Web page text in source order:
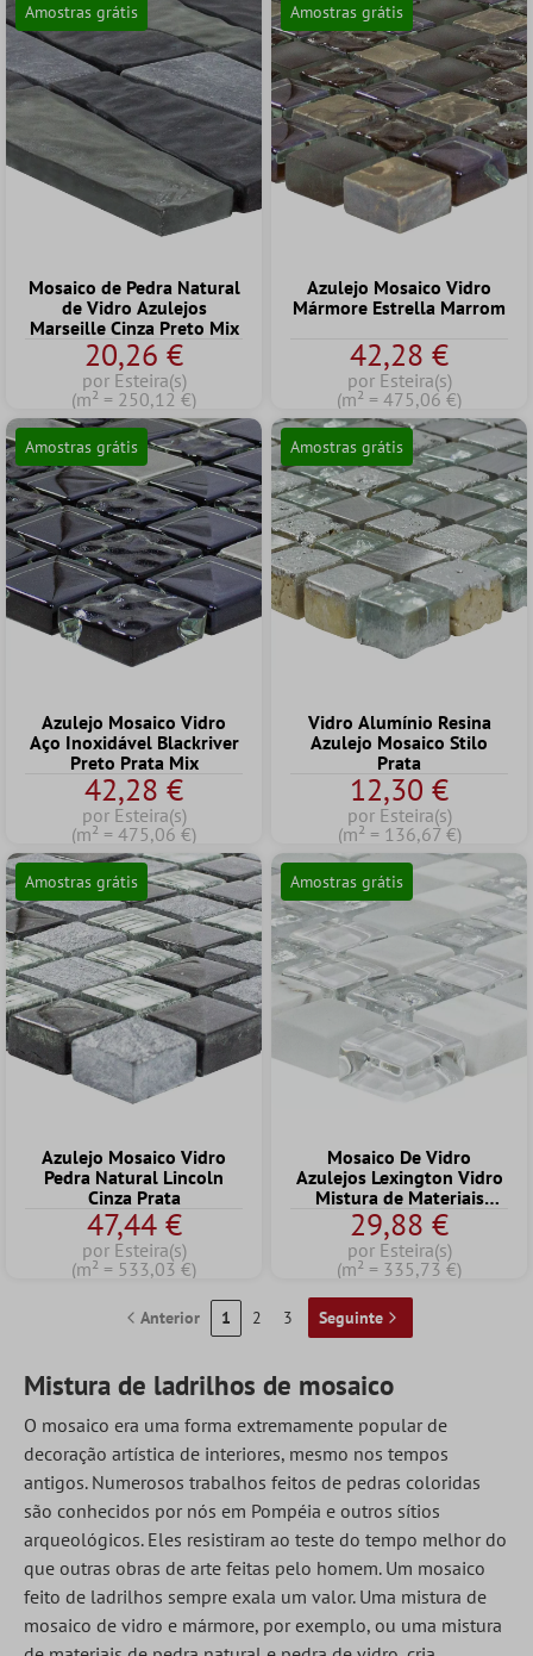
Amostras grátis
Mosaico de Pedra Natural
de Vidro Azulejos
Marseille Cinza Preto Mix
20,26 €
por Esteira(s)
(m² = 250,12 €)
Amostras grátis
Azulejo Mosaico Vidro
Mármore Estrella Marrom
42,28 €
por Esteira(s)
(m² = 475,06 €)
Amostras grátis
Azulejo Mosaico Vidro
Aço Inoxidável Blackriver
Preto Prata Mix
42,28 €
por Esteira(s)
(m² = 475,06 €)
Amostras grátis
Vidro Alumínio Resina
Azulejo Mosaico Stilo
Prata
12,30 €
por Esteira(s)
(m² = 136,67 €)
Amostras grátis
Azulejo Mosaico Vidro
Pedra Natural Lincoln
Cinza Prata
47,44 €
por Esteira(s)
(m² = 533,03 €)
Amostras grátis
Mosaico De Vidro
Azulejos Lexington Vidro
Mistura de Materiais
Branco
29,88 €
por Esteira(s)
(m² = 335,73 €)
Anterior 1 2 3 Seguinte
Mistura de ladrilhos de mosaico
O mosaico era uma forma extremamente popular de
decoração artística de interiores, mesmo nos tempos
antigos. Numerosos trabalhos feitos de pedras coloridas
são conhecidos por nós em Pompéia e outros sítios
arqueológicos. Eles resistiram ao teste do tempo melhor do
que outras obras de arte feitas pelo homem. Um mosaico
feito de ladrilhos sempre exala um valor. Uma mistura de
mosaico de vidro e mármore, por exemplo, ou uma mistura